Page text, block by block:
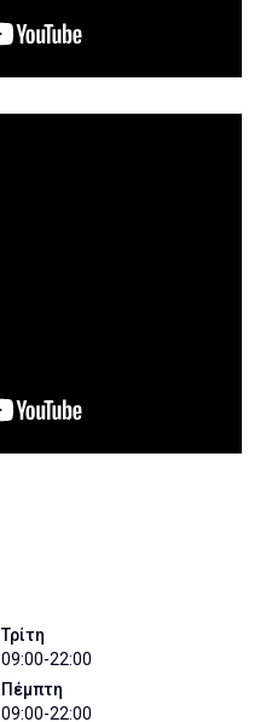
Τρίτη
09:00-22:00
Πέμπτη
09:00-22:00